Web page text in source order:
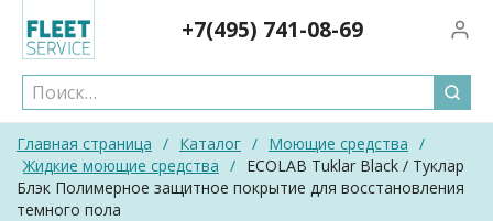
content
+7(495) 741-08-69
Главная страница / Каталог / Моющие средства /
Жидкие моющие средства / ECOLAB Tuklar Black / Туклар
Блэк Полимерное защитное покрытие для восстановления
темного пола